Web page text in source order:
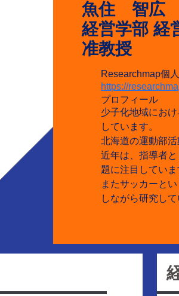
魚住 智広
経営学部 経
准教授
Researchmap個
https://
プロフィール
少子化地域にお
しています。
北海道の運動部
近年は、指導者
題に注目していま
またサッカーと
しながら研究して